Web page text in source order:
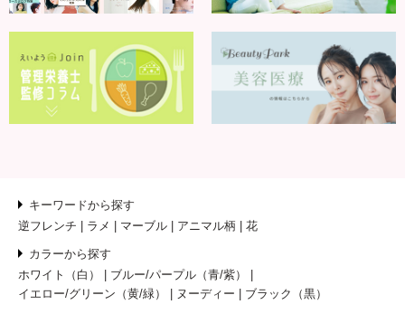
キーワードから探す
逆フレンチ
ラメ マーブル アニマル柄 花
カラーから探す
ホワイト（白）
ブルー/パープル（青/紫）
イエロー/グリーン（黄/緑）
ヌーディー ブラック（黒）